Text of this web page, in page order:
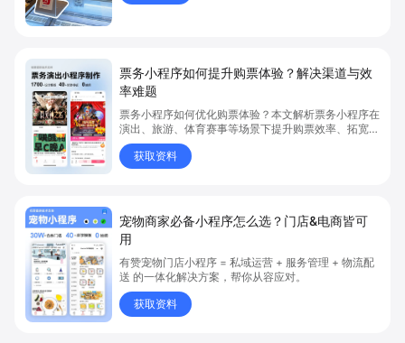
票务小程序如何提升购票体验？解决渠道与效
率难题
票务小程序如何优化购票体验？本文解析票务小程序在
演出、旅游、体育赛事等场景下提升购票效率、拓宽销
售渠道、实现会员精准营销的具体方式。关键词包括
“票务小程序”、“购票体验”、“购票效率”。
获取资料
宠物商家必备小程序怎么选？门店&电商皆可
用
有赞宠物门店小程序 = 私域运营 + 服务管理 + 物流配
送 的一体化解决方案，帮你从容应对。
获取资料